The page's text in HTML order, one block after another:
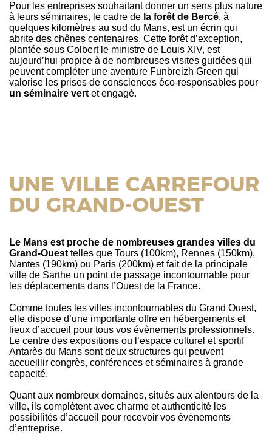
Pour les entreprises souhaitant donner un sens plus nature
à leurs séminaires, le cadre de la forêt de Bercé, à
quelques kilomètres au sud du Mans, est un écrin qui
abrite des chênes centenaires. Cette forêt d’exception,
plantée sous Colbert le ministre de Louis XIV, est
aujourd’hui propice à de nombreuses visites guidées qui
peuvent compléter une aventure Funbreizh Green qui
valorise les prises de consciences éco-responsables pour
un séminaire vert et engagé.
UNE VILLE CARREFOUR
DU GRAND-OUEST
Le Mans est proche de nombreuses grandes villes du
Grand-Ouest telles que Tours (100km), Rennes (150km),
Nantes (190km) ou Paris (200km) et fait de la principale
ville de Sarthe un point de passage incontournable pour
les déplacements dans l’Ouest de la France.
Comme toutes les villes incontournables du Grand Ouest,
elle dispose d’une importante offre en hébergements et
lieux d’accueil pour tous vos évènements professionnels.
Le centre des expositions ou l’espace culturel et sportif
Antarès du Mans sont deux structures qui peuvent
accueillir congrès, conférences et séminaires à grande
capacité.
Quant aux nombreux domaines, situés aux alentours de la
ville, ils complètent avec charme et authenticité les
possibilités d’accueil pour recevoir vos évènements
d’entreprise.